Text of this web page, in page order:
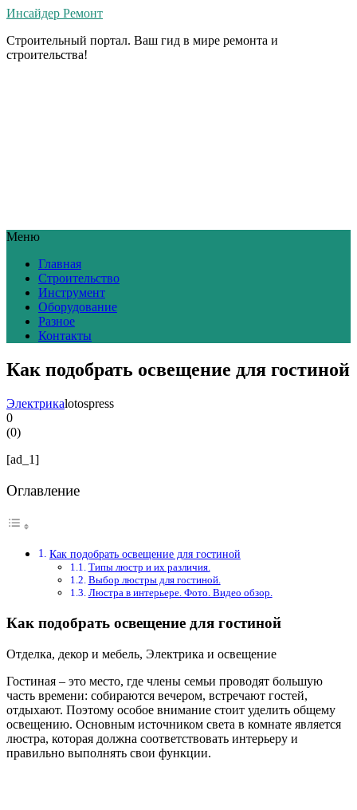
Инсайдер Ремонт
Строительный портал. Ваш гид в мире ремонта и
строительства!
Меню
Главная
Строительство
Инструмент
Оборудование
Разное
Контакты
Как подобрать освещение для гостиной
Электрикаlotospress
0
(0)
[ad_1]
Оглавление
Как подобрать освещение для гостиной
Типы люстр и их различия.
Выбор люстры для гостиной.
Люстра в интерьере. Фото. Видео обзор.
Как подобрать освещение для гостиной
Отделка, декор и мебель, Электрика и освещение
Гостиная – это место, где члены семьи проводят большую
часть времени: собираются вечером, встречают гостей,
отдыхают. Поэтому особое внимание стоит уделить общему
освещению. Основным источником света в комнате является
люстра, которая должна соответствовать интерьеру и
правильно выполнять свои функции.